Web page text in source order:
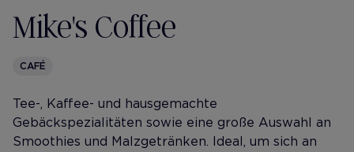
Mike's Coffee
CAFÉ
Tee-, Kaffee- und hausgemachte
Gebäckspezialitäten sowie eine große Auswahl an
Smoothies und Malzgetränken. Ideal, um sich an